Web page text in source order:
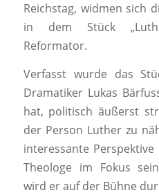
Reichstag, widmen sich
in dem Stück
Reformator.
Verfasst wurde das
Dramatiker Lukas
hat, politisch äußerst
der Person Luther zu
interessante
Theologe im Fokus
wird er auf der Bühne